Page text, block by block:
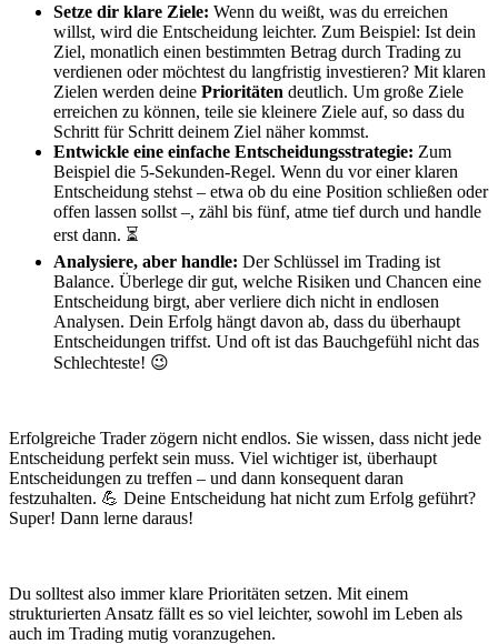
Setze dir klare Ziele: Wenn du weißt, was du erreichen
willst, wird die Entscheidung leichter. Zum Beispiel: Ist dein
Ziel, monatlich einen bestimmten Betrag durch Trading zu
verdienen oder möchtest du langfristig investieren? Mit klaren
Zielen werden deine Prioritäten deutlich. Um große Ziele
erreichen zu können, teile sie kleinere Ziele auf, so dass du
Schritt für Schritt deinem Ziel näher kommst.
Entwickle eine einfache Entscheidungsstrategie: Zum
Beispiel die 5-Sekunden-Regel. Wenn du vor einer klaren
Entscheidung stehst – etwa ob du eine Position schließen oder
offen lassen sollst –, zähl bis fünf, atme tief durch und handle
erst dann. ⏳
Analysiere, aber handle: Der Schlüssel im Trading ist
Balance. Überlege dir gut, welche Risiken und Chancen eine
Entscheidung birgt, aber verliere dich nicht in endlosen
Analysen. Dein Erfolg hängt davon ab, dass du überhaupt
Entscheidungen triffst. Und oft ist das Bauchgefühl nicht das
Schlechteste! 😉
Erfolgreiche Trader zögern nicht endlos. Sie wissen, dass nicht jede
Entscheidung perfekt sein muss. Viel wichtiger ist, überhaupt
Entscheidungen zu treffen – und dann konsequent daran
festzuhalten. 💪 Deine Entscheidung hat nicht zum Erfolg geführt?
Super! Dann lerne daraus!
Du solltest also immer klare Prioritäten setzen. Mit einem
strukturierten Ansatz fällt es so viel leichter, sowohl im Leben als
auch im Trading mutig voranzugehen.